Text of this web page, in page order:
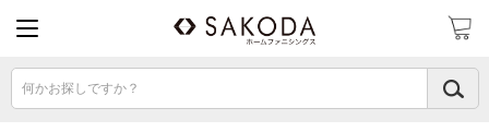
何かお探しですか？